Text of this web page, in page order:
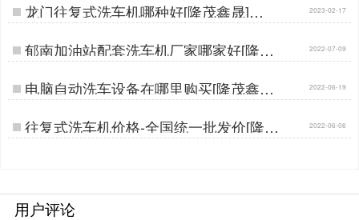
龙门往复式洗车机哪种好[隆茂鑫晟]… 2023-02-17
郁南加油站配套洗车机厂家哪家好[隆茂
鑫晟]…
2022-07-09
电脑自动洗车设备在哪里购买[隆茂鑫晟]
…
2022-06-19
往复式洗车机价格-全国统一批发价[隆茂
鑫晟]…
2022-06-06
用户评论